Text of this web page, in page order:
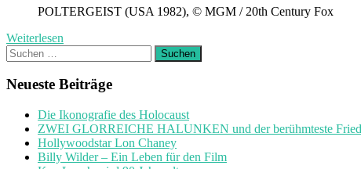
POLTERGEIST (USA 1982), © MGM / 20th Century Fox
Weiterlesen
Suchen
nach:
Neueste Beiträge
Die Ikonografie des Holocaust
ZWEI GLORREICHE HALUNKEN und der berühmteste
Hollywoodstar Lon Chaney
Billy Wilder – Ein Leben für den Film